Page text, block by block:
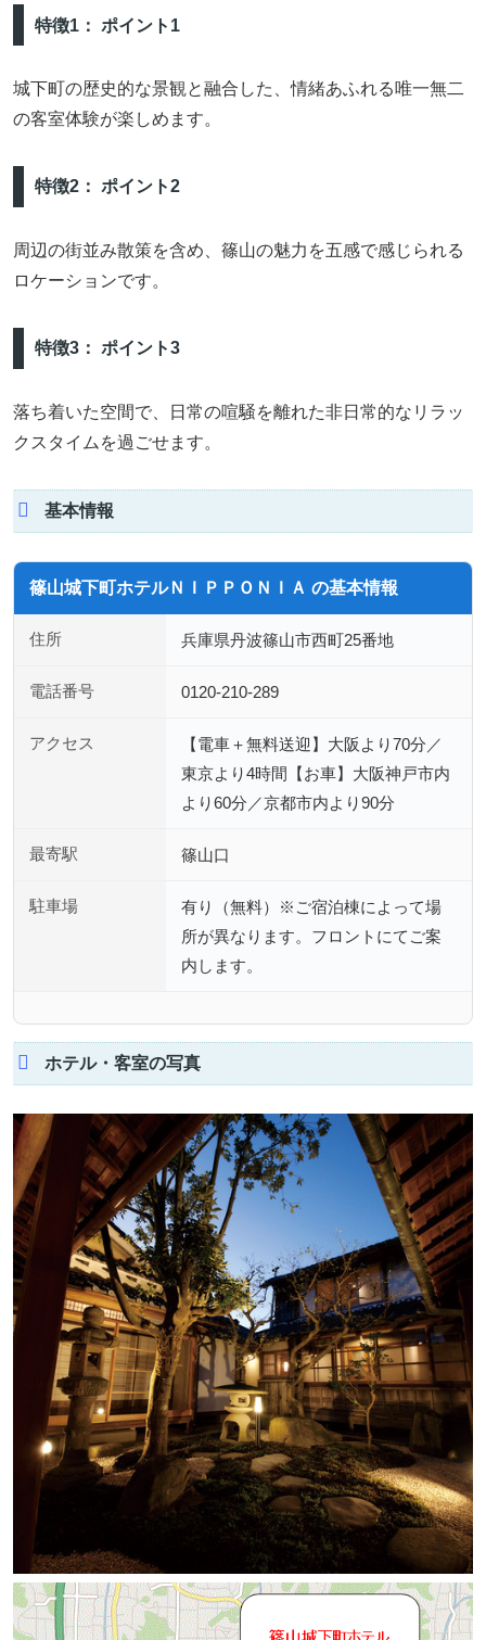
特徴1： ポイント1
城下町の歴史的な景観と融合した、情緒あふれる唯一無二
の客室体験が楽しめます。
特徴2： ポイント2
周辺の街並み散策を含め、篠山の魅力を五感で感じられる
ロケーションです。
特徴3： ポイント3
落ち着いた空間で、日常の喧騒を離れた非日常的なリラッ
クスタイムを過ごせます。
基本情報
篠山城下町ホテルＮＩＰＰＯＮＩＡ の基本情報
住所 兵庫県丹波篠山市西町25番地
電話番号 0120-210-289
アクセス
【電車＋無料送迎】大阪より70分／
東京より4時間【お車】大阪神戸市内
より60分／京都市内より90分
最寄駅 篠山口
駐車場
有り（無料）※ご宿泊棟によって場
所が異なります。フロントにてご案
内します。
ホテル・客室の写真